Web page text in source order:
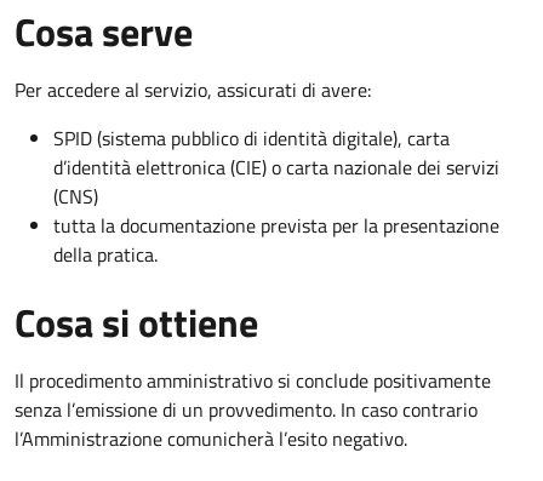
Cosa serve
Per accedere al servizio, assicurati di avere:
SPID (sistema pubblico di identità digitale), carta
d’identità elettronica (CIE) o carta nazionale dei servizi
(CNS)
tutta la documentazione prevista per la presentazione
della pratica.
Cosa si ottiene
Il procedimento amministrativo si conclude positivamente
senza l’emissione di un provvedimento. In caso contrario
l’Amministrazione comunicherà l’esito negativo.